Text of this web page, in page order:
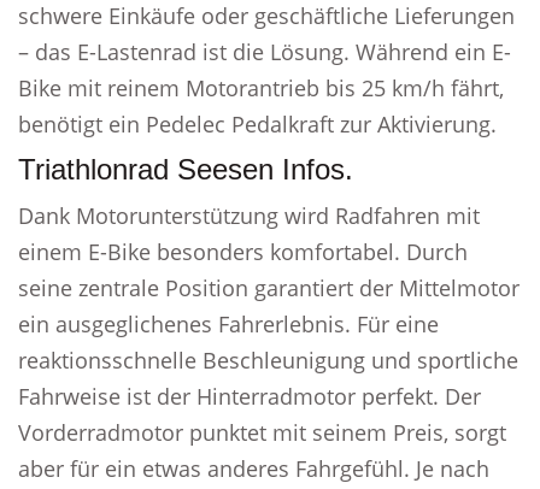
schwere Einkäufe oder geschäftliche Lieferungen
– das E-Lastenrad ist die Lösung. Während ein E-
Bike mit reinem Motorantrieb bis 25 km/h fährt,
benötigt ein Pedelec Pedalkraft zur Aktivierung.
Triathlonrad Seesen Infos.
Dank Motorunterstützung wird Radfahren mit
einem E-Bike besonders komfortabel. Durch
seine zentrale Position garantiert der Mittelmotor
ein ausgeglichenes Fahrerlebnis. Für eine
reaktionsschnelle Beschleunigung und sportliche
Fahrweise ist der Hinterradmotor perfekt. Der
Vorderradmotor punktet mit seinem Preis, sorgt
aber für ein etwas anderes Fahrgefühl. Je nach